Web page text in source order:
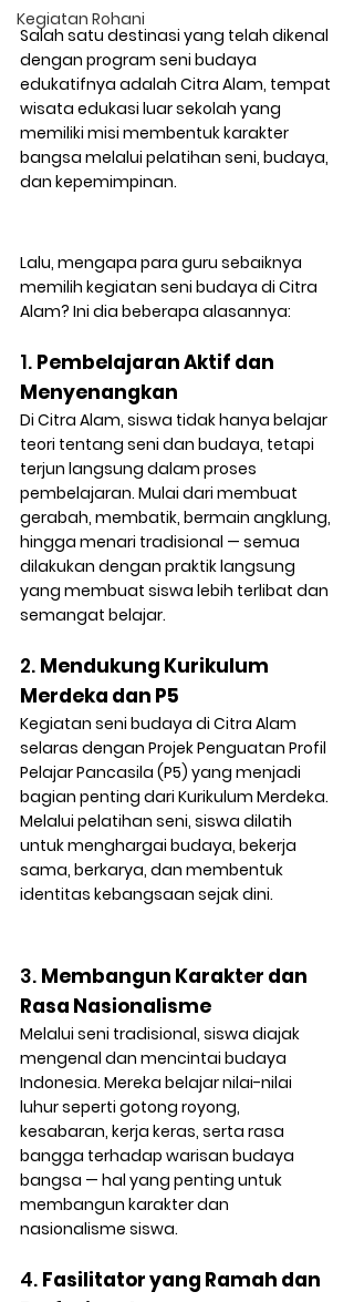
Kegiatan Rohani
Salah satu destinasi yang telah dikenal
dengan program seni budaya
edukatifnya adalah Citra Alam, tempat
wisata edukasi luar sekolah yang
memiliki misi membentuk karakter
bangsa melalui pelatihan seni, budaya,
dan kepemimpinan.
Lalu, mengapa para guru sebaiknya
memilih kegiatan seni budaya di Citra
Alam? Ini dia beberapa alasannya:
1. Pembelajaran Aktif dan
Menyenangkan
Di Citra Alam, siswa tidak hanya belajar
teori tentang seni dan budaya, tetapi
terjun langsung dalam proses
pembelajaran. Mulai dari membuat
gerabah, membatik, bermain angklung,
hingga menari tradisional — semua
dilakukan dengan praktik langsung
yang membuat siswa lebih terlibat dan
semangat belajar.
2. Mendukung Kurikulum
Merdeka dan P5
Kegiatan seni budaya di Citra Alam
selaras dengan Projek Penguatan Profil
Pelajar Pancasila (P5) yang menjadi
bagian penting dari Kurikulum Merdeka.
Melalui pelatihan seni, siswa dilatih
untuk menghargai budaya, bekerja
sama, berkarya, dan membentuk
identitas kebangsaan sejak dini.
3. Membangun Karakter dan
Rasa Nasionalisme
Melalui seni tradisional, siswa diajak
mengenal dan mencintai budaya
Indonesia. Mereka belajar nilai-nilai
luhur seperti gotong royong,
kesabaran, kerja keras, serta rasa
bangga terhadap warisan budaya
bangsa — hal yang penting untuk
membangun karakter dan
nasionalisme siswa.
4. Fasilitator yang Ramah dan